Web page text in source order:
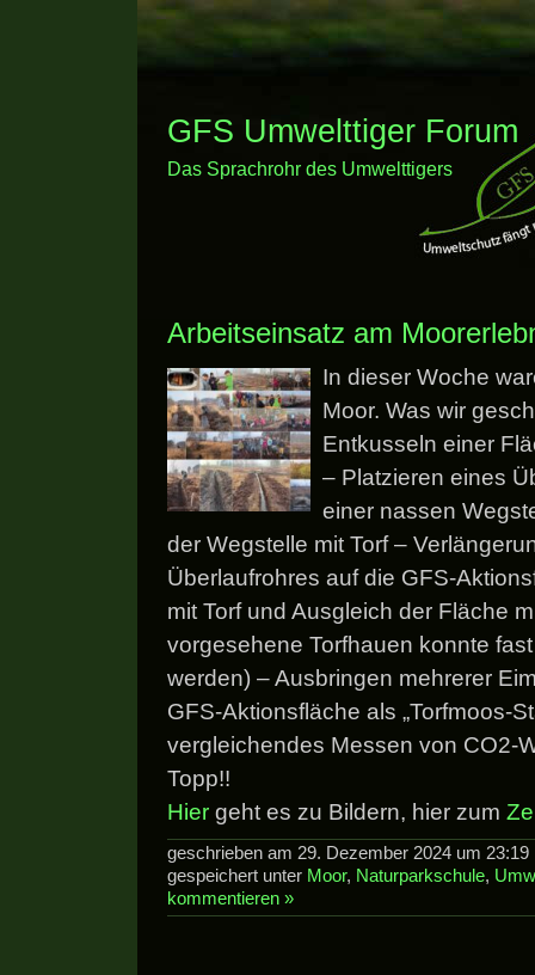
GFS Umwelttiger Forum
Das Sprachrohr des Umwelttigers
Arbeitseinsatz am
In dieser Woche
Moor. Was wir
Entkusseln einer
– Platzieren eines
einer nassen
der Wegstelle mit Torf –
Überlaufrohres auf die GFS-
mit Torf und Ausgleich der Fläche
vorgesehene Torfhauen konnte
werden) – Ausbringen mehrerer
GFS-Aktionsfläche als „Torfmoos-
vergleichendes Messen von CO2-
Topp!!
Hier geht es zu Bildern, hier zum
geschrieben am 29. Dezember 2024 um 23:19
gespeichert unter Moor, Naturparkschule,
kommentieren »